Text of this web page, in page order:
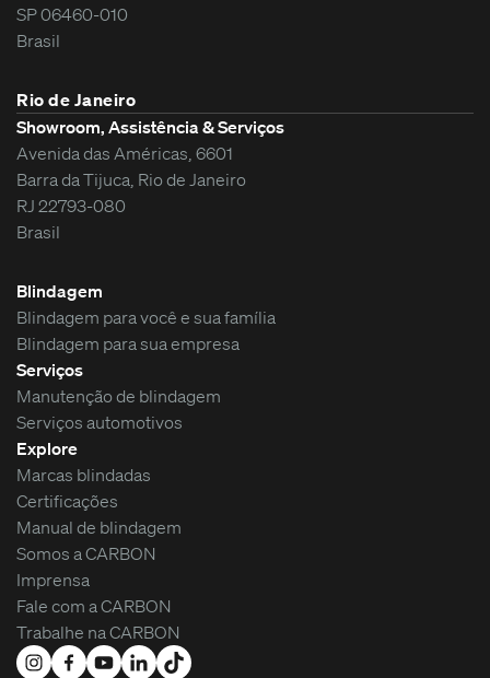
SP 06460-010
Brasil
Rio de Janeiro
Showroom, Assistência & Serviços
Avenida das Américas, 6601
Barra da Tijuca, Rio de Janeiro
RJ 22793-080
Brasil
Blindagem
Blindagem para você e sua família
Blindagem para sua empresa
Serviços
Manutenção de blindagem
Serviços automotivos
Explore
Marcas blindadas
Certificações
Manual de blindagem
Somos a CARBON
Imprensa
Fale com a CARBON
Trabalhe na CARBON